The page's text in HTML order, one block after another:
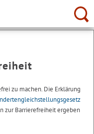
zu machen. Die Erklärung
zur Barrierefreiheit ergeben